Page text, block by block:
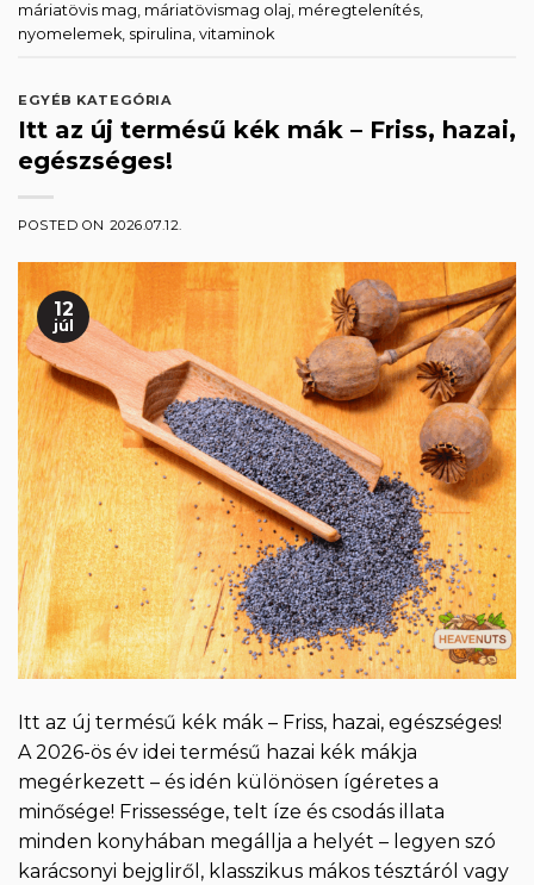
máriatövis mag, máriatövismag olaj, méregtelenítés,
nyomelemek, spirulina, vitaminok
EGYÉB KATEGÓRIA
Itt az új termésű kék mák – Friss, hazai,
egészséges!
POSTED ON 2026.07.12.
12
júl
Itt az új termésű kék mák – Friss, hazai, egészséges!
A 2026-ös év idei termésű hazai kék mákja
megérkezett – és idén különösen ígéretes a
minősége! Frissessége, telt íze és csodás illata
minden konyhában megállja a helyét – legyen szó
karácsonyi bejgliről, klasszikus mákos tésztáról vagy